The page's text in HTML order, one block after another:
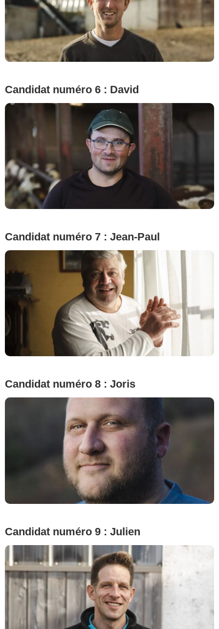
Candidat numéro 6 : David
Candidat numéro 7 : Jean-Paul
© Cécile Rogue/M6
Candidat numéro 8 : Joris
© Cécile Rogue/M6
Candidat numéro 9 : Julien
© Cécile Rogue/M6
© Cécile Rogue/M6